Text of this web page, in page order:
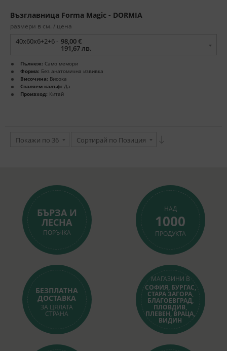
Възглавница Forma Magic - DORMIA
размери в см. / цена
40x60x6+2+6 - 98,00 €
191,67 лв.
Пълнеж: Само мемори
Форма: Без анатомична извивка
Височина: Висока
Сваляем калъф: Да
Произход: Китай
Покажи по 36 Сортирай по Позиция
БЪРЗА И
ЛЕСНА
ПОРЪЧКА
НАД
1000
ПРОДУКТА
БЕЗПЛАТНА
ДОСТАВКА
ЗА ЦЯЛАТА
СТРАНА
МАГАЗИНИ В
СОФИЯ, БУРГАС,
СТАРА ЗАГОРА,
БЛАГОЕВГРАД,
ПЛОВДИВ,
ПЛЕВЕН, ВРАЦА,
ВИДИН